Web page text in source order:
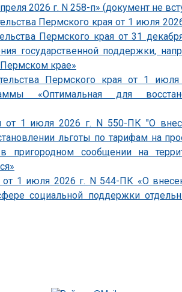
2026 г. N 258-п» (документ не
Пермского края от 1 июля
Пермского края от 31
государственной поддержки,
Пермском крае»
Пермского края от 1
«Оптимальная для
от 1 июля 2026 г. N 550-ПК "О
льготы по тарифам на
пригородном сообщении на
от 1 июля 2026 г. N 544-ПК «О
социальной поддержки